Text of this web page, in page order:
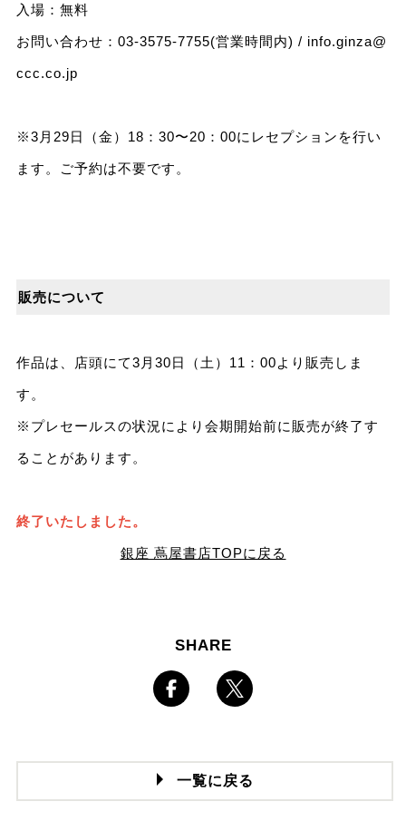
入場：無料
お問い合わせ：03-3575-7755(営業時間内) / info.ginza@
ccc.co.jp
※3月29日（金）18：30〜20：00にレセプションを行い
ます。ご予約は不要です。
販売について
作品は、店頭にて3月30日（土）11：00より販売しま
す。
※プレセールスの状況により会期開始前に販売が終了す
ることがあります。
終了いたしました。
銀座 蔦屋書店TOPに戻る
SHARE
一覧に戻る